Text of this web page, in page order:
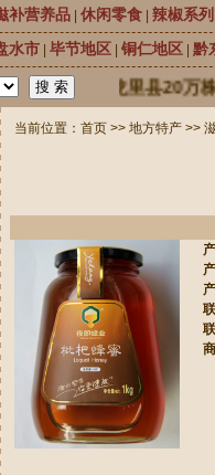
补营养品 休闲零食 辣椒系列
水市 毕节地区 铜仁地区 黔
之乡龙里县20万株优质刺
当前位置： 首页 >> 地方特产 >>